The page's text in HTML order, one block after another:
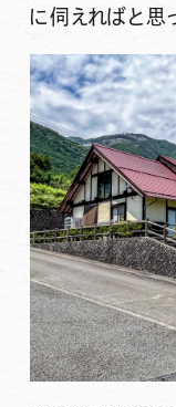
に伺えればと思